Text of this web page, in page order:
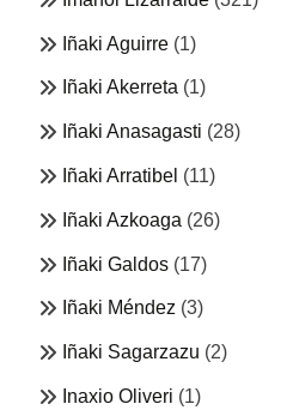
Iñaki Aguirre (1)
Iñaki Akerreta (1)
Iñaki Anasagasti (28)
Iñaki Arratibel (11)
Iñaki Azkoaga (26)
Iñaki Galdos (17)
Iñaki Méndez (3)
Iñaki Sagarzazu (2)
Inaxio Oliveri (1)